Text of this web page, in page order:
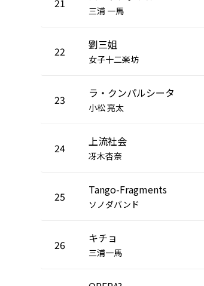
三浦 一馬
22 劉三姐
女子十二楽坊
23 ラ・クンパルシータ
小松 亮太
24 上流社会
冴木杏奈
25 Tango-Fragments
ソノダバンド
26 キチョ
三浦一馬